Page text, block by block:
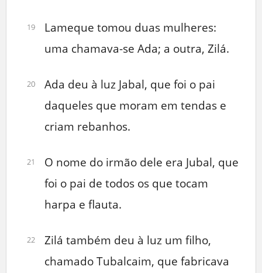
19
Lameque tomou duas mulheres:
uma chamava-se Ada; a outra, Zilá.
20
Ada deu à luz Jabal, que foi o pai
daqueles que moram em tendas e
criam rebanhos.
21
O nome do irmão dele era Jubal, que
foi o pai de todos os que tocam
harpa e flauta.
22
Zilá também deu à luz um filho,
chamado Tubalcaim, que fabricava